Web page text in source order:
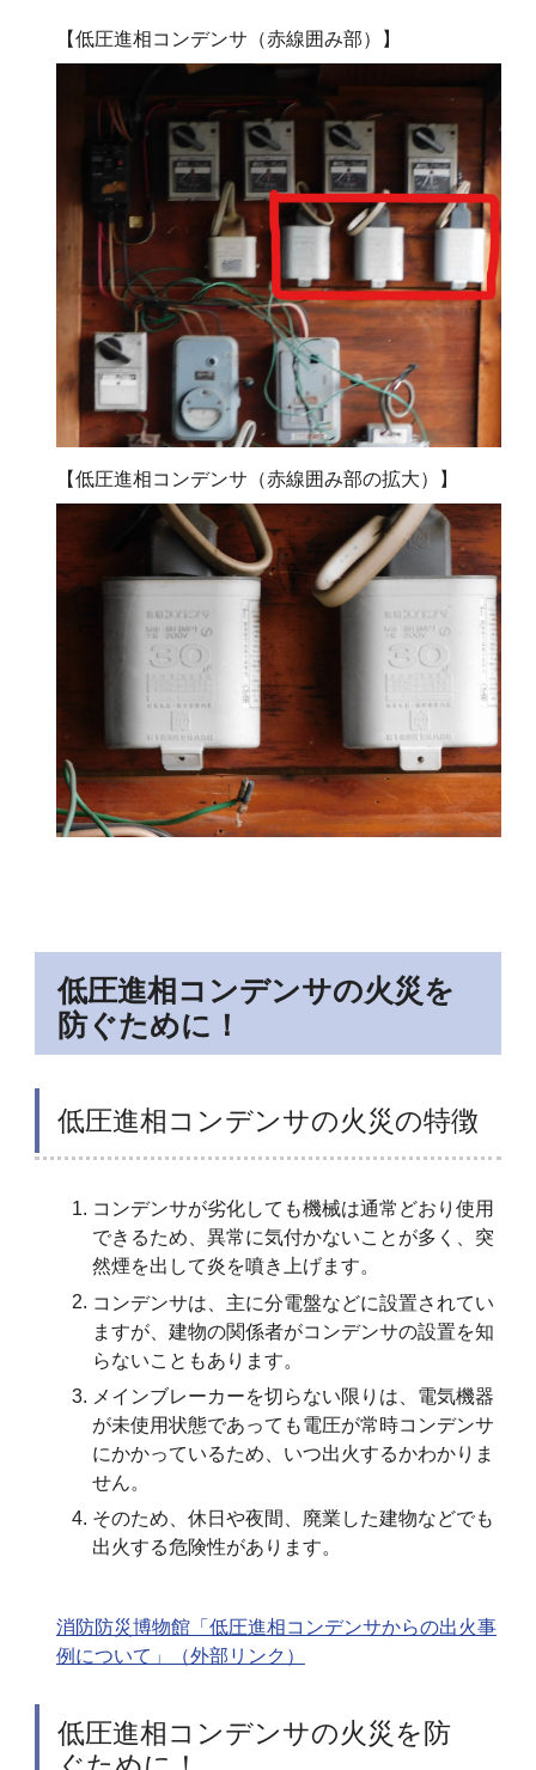
【低圧進相コンデンサ（赤線囲み部）】
【低圧進相コンデンサ（赤線囲み部の拡大）】
低圧進相コンデンサの火災を
防ぐために！
低圧進相コンデンサの火災の特徴
コンデンサが劣化しても機械は通常どおり使用
できるため、異常に気付かないことが多く、突
然煙を出して炎を噴き上げます。
コンデンサは、主に分電盤などに設置されてい
ますが、建物の関係者がコンデンサの設置を知
らないこともあります。
メインブレーカーを切らない限りは、電気機器
が未使用状態であっても電圧が常時コンデンサ
にかかっているため、いつ出火するかわかりま
せん。
そのため、休日や夜間、廃業した建物などでも
出火する危険性があります。
消防防災博物館「低圧進相コンデンサからの出火事
例について」（外部リンク）
低圧進相コンデンサの火災を防